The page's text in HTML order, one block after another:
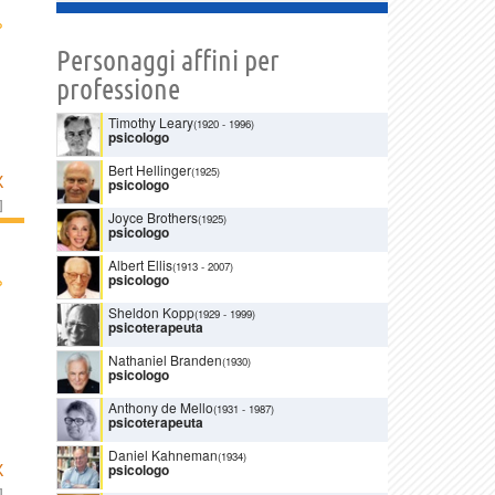
]
Personaggi affini per
professione
Timothy Leary(1920 - 1996)
psicologo
Bert Hellinger(1925)
psicologo
Joyce Brothers(1925)
psicologo
Albert Ellis(1913 - 2007)
psicologo
Sheldon Kopp(1929 - 1999)
psicoterapeuta
Nathaniel Branden(1930)
psicologo
Anthony de Mello(1931 - 1987)
psicoterapeuta
Daniel Kahneman(1934)
psicologo